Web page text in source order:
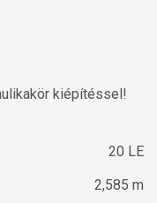
kiépítéssel!
20 LE
2,585 m